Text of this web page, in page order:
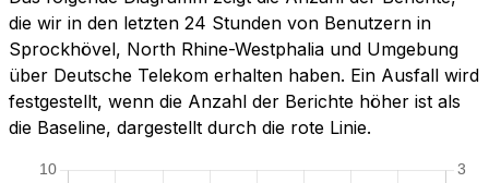
die wir in den letzten 24 Stunden von Benutzern in
Sprockhövel, North Rhine-Westphalia und Umgebung
über Deutsche Telekom erhalten haben. Ein Ausfall wird
festgestellt, wenn die Anzahl der Berichte höher ist als
die Baseline, dargestellt durch die rote Linie.